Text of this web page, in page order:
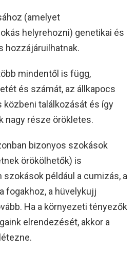
(amelyet
helyrehozni) genetikai és
hozzájáruilhatnak.
mindentől is függ,
és számát, az állkapocs
közbeni találkozását és így
nagy része örökletes.
bizonyos szokások
örökölhetők) is
például a cumizás, a
fogakhoz, a hüvelykujj
Ha a környezeti tényezők
elrendezését, akkor a